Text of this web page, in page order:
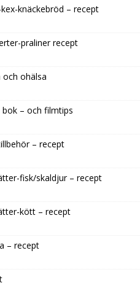
knäckebröd – recept
praliner recept
och ohälsa
bok – och filmtips
– recept
fisk/skaldjur – recept
kött – recept
– recept